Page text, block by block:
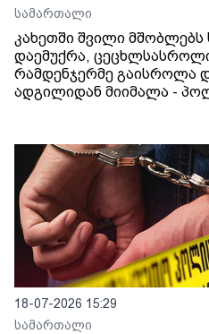
სამართალი
კახეთში შვილი
დაემუქრა,
რამდენჯერმე გაისროლა
ადგილიდან მიიმალა -
18-07-2026 15:29
სამართალი